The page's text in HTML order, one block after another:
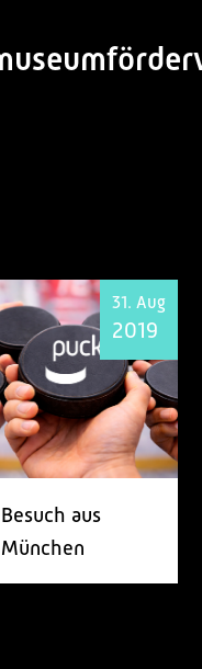
31. Aug
2019
Besuch aus
München